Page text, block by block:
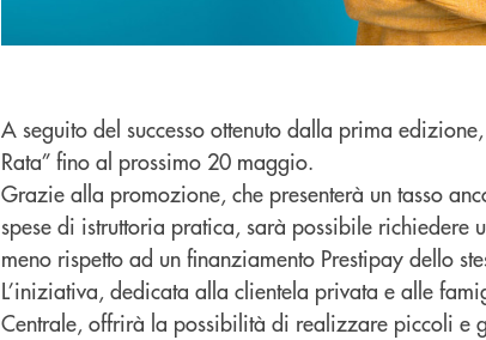
A seguito del successo ottenuto dalla prima
Rata” fino al prossimo 20 maggio.
Grazie alla promozione, che presenterà un tasso
spese di istruttoria pratica, sarà possibile richiedere
meno rispetto ad un finanziamento Prestipay dello
L’iniziativa, dedicata alla clientela privata e alle
Centrale, offrirà la possibilità di realizzare piccoli e